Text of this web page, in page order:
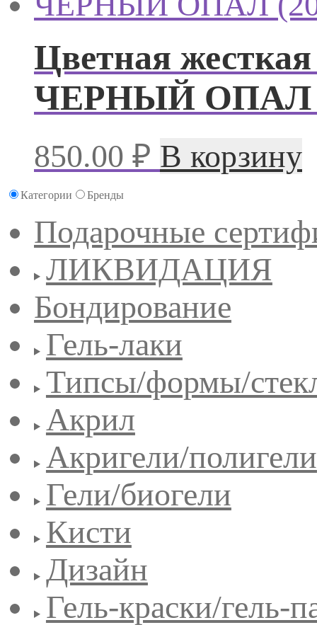
Цветная
ЧЕРНЫЙ ОПАЛ
850.00 ₽ В корзину
Категории Бренды
Подарочные
ЛИКВИДАЦИЯ
Бондирование
Гель-лаки
Типсы/формы/
Акрил
Акригели/полигели
Гели/биогели
Кисти
Дизайн
Гель-краски/гель-